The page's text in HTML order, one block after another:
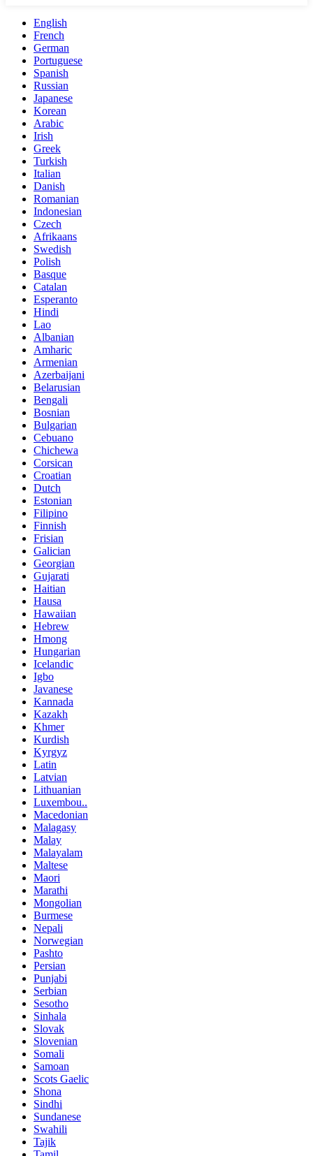
English
French
German
Portuguese
Spanish
Russian
Japanese
Korean
Arabic
Irish
Greek
Turkish
Italian
Danish
Romanian
Indonesian
Czech
Afrikaans
Swedish
Polish
Basque
Catalan
Esperanto
Hindi
Lao
Albanian
Amharic
Armenian
Azerbaijani
Belarusian
Bengali
Bosnian
Bulgarian
Cebuano
Chichewa
Corsican
Croatian
Dutch
Estonian
Filipino
Finnish
Frisian
Galician
Georgian
Gujarati
Haitian
Hausa
Hawaiian
Hebrew
Hmong
Hungarian
Icelandic
Igbo
Javanese
Kannada
Kazakh
Khmer
Kurdish
Kyrgyz
Latin
Latvian
Lithuanian
Luxembou..
Macedonian
Malagasy
Malay
Malayalam
Maltese
Maori
Marathi
Mongolian
Burmese
Nepali
Norwegian
Pashto
Persian
Punjabi
Serbian
Sesotho
Sinhala
Slovak
Slovenian
Somali
Samoan
Scots Gaelic
Shona
Sindhi
Sundanese
Swahili
Tajik